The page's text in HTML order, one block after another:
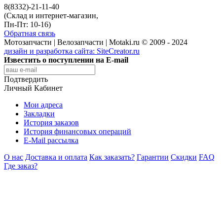
8(8332)-21-11-40
(Склад и интернет-магазин,
Пн-Пт: 10-16)
Обратная связь
Мотозапчасти | Велозапчасти | Motaki.ru © 2009 - 2024
дизайн и разработка сайта: SiteCreator.ru
Известить о поступлении на E-mail
Подтвердить
Личный Кабинет
Мои адреса
Закладки
История заказов
История финансовых операций
E-Mail рассылка
О нас Доставка и оплата Как заказать? Гарантии Скидки FAQ
Где заказ?